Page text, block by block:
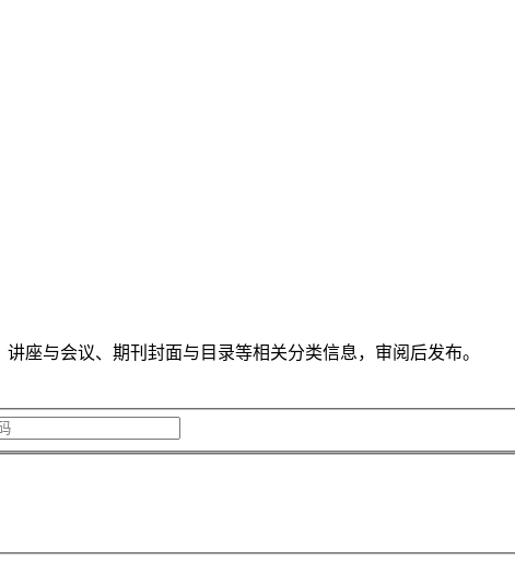
座与会议、期刊封面与目录等相关分类信息，审阅后发布。